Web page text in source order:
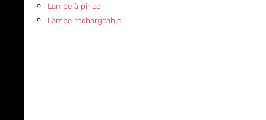
Lampe à pince
Lampe rechargeable